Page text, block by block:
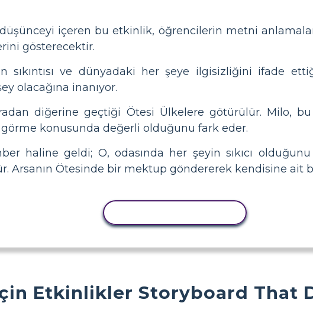
içeren bu etkinlik, öğrencilerin metni
gösterecektir.
sıkıntısı ve dünyadaki her şeye ilgisizliğini ifade
olacağına inanıyor.
diğerine geçtiği Ötesi Ülkelere götürülür. Milo,
konusunda değerli olduğunu fark eder.
haline geldi; O, odasında her şeyin sıkıcı
Arsanın Ötesinde bir mektup göndererek kendisine ait
Etkinlikler Storyboard That